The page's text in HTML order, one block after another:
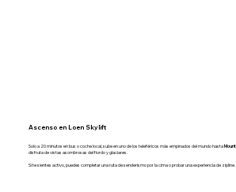
Ascenso en Loen Skylift
Solo a 20 minutos en bus o coche local, sube en uno de los teleféricos más empinados del mundo hasta
disfruta de vistas asombrosas del fiordo y glaciares.
Si te sientes activo, puedes completar una ruta de senderismo por la cima o probar una experiencia de zipline.